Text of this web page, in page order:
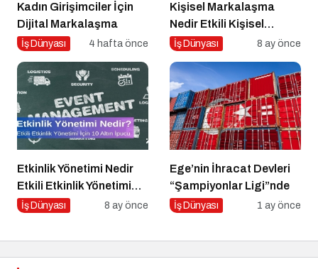
Kadın Girişimciler İçin
Dijital Markalaşma
İş Dünyası 4 hafta önce
Kişisel Markalaşma
Nedir Etkili Kişisel
Markalaşma için 10 Altın
İş Dünyası 8 ay önce
Etkinlik Yönetimi Nedir
Etkili Etkinlik Yönetimi
İçin 10 Altın İpucu
İş Dünyası 8 ay önce
Ege’nin İhracat Devleri
“Şampiyonlar Ligi”nde
İş Dünyası 1 ay önce